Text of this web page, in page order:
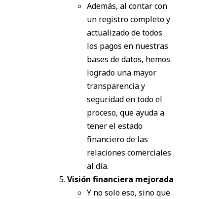
Además, al contar con
un registro completo y
actualizado de todos
los pagos en nuestras
bases de datos, hemos
logrado una mayor
transparencia y
seguridad en todo el
proceso, que ayuda a
tener el estado
financiero de las
relaciones comerciales
al día.
Visión financiera mejorada
Y no solo eso, sino que